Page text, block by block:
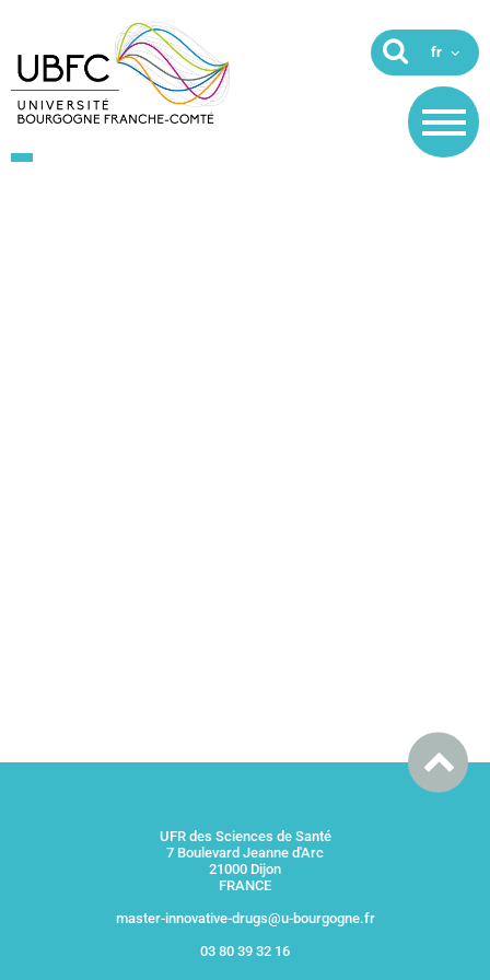
UFR des Sciences de Santé
7 Boulevard Jeanne d'Arc
21000 Dijon
FRANCE
master-innovative-drugs@u-bourgogne.fr
03 80 39 32 16